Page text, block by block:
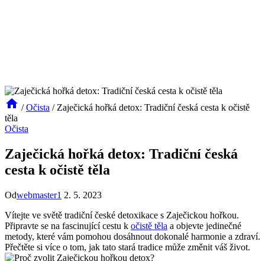
/ Očista / Zaječická hořká detox: Tradiční česká cesta k očistě
těla
Očista
Zaječická hořká detox: Tradiční česká
cesta k očistě těla
Odwebmaster1 2. 5. 2023
Vítejte ve světě tradiční české detoxikace​ s Zaječickou hořkou.
Připravte se na fascinující cestu k očistě těla a objevte‍ jedinečné
metody, které vám pomohou dosáhnout dokonalé harmonie a zdraví.
Přečtěte si více‍ o tom, jak tato‌ stará tradice může změnit váš život.